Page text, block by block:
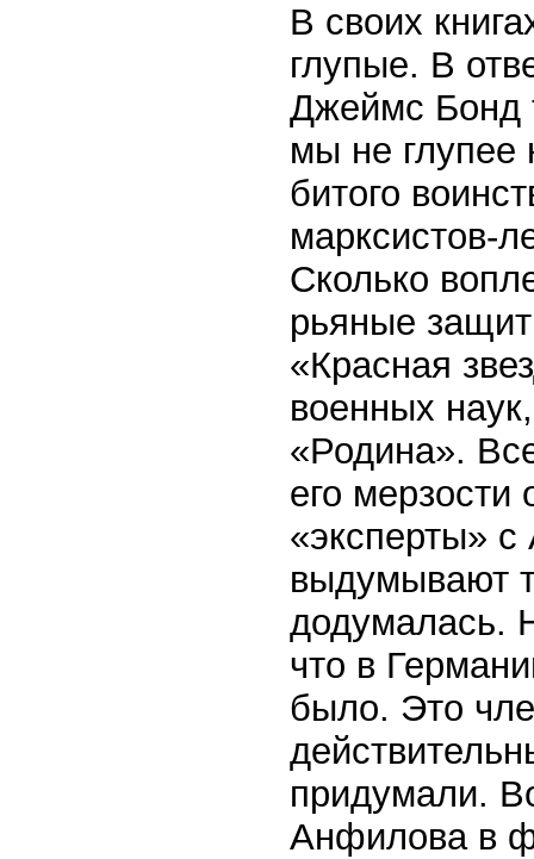
В своих
глупые. В
Джеймс Бонд
мы не глупее
битого
марксистов-
Сколько
рьяные
«Красная
военных
«Родина».
его мерзости
«эксперты»
выдумывают
додумалась.
что в
было. Это
придумали.
Анфилова в